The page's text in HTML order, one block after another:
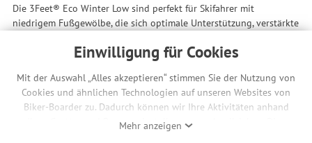
Einwilligung für Cookies
Mit der Auswahl „Alles akzeptieren“ stimmen Sie der Nutzung von
Cookies und ähnlichen Technologien auf unseren Websites von
Biker-Boarder zu. Dadurch können wir Ihre Aktivitäten anhand
Ihrer Geräte- und Browsereinstellungen nachvollziehen. Dies
Mehr anzeigen
Die 3Feet® Eco Winter Low sind perfekt für Skifahrer mit
niedrigem Fußgewölbe, die sich optimale Unterstützung, verstärkte
wünschen, die sich perfekt in ihre Skischuhe einfügt.
Aktivitäten
Ski